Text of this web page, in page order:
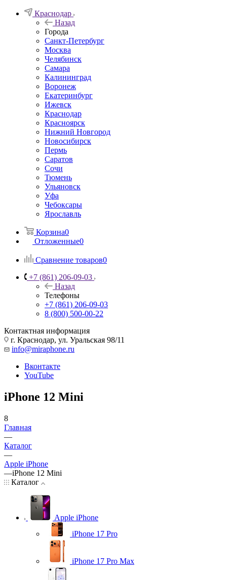
Краснодар
Назад
Города
Санкт-Петербург
Москва
Челябинск
Самара
Калининград
Воронеж
Екатеринбург
Ижевск
Краснодар
Красноярск
Нижний Новгород
Новосибирск
Пермь
Саратов
Сочи
Тюмень
Ульяновск
Уфа
Чебоксары
Ярославль
Корзина0
Отложенные0
Сравнение товаров0
+7 (861) 206-09-03
Назад
Телефоны
+7 (861) 206-09-03
8 (800) 500-00-22
Контактная информация
г. Краснодар, ул. Уральская 98/11
info@miraphone.ru
Вконтакте
YouTube
iPhone 12 Mini
8
Главная
—
Каталог
—
Apple iPhone
—iPhone 12 Mini
Каталог
Apple iPhone
iPhone 17 Pro
iPhone 17 Pro Max